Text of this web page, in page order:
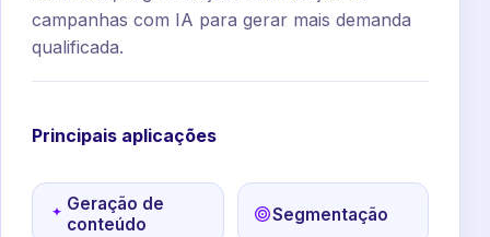
campanhas com IA para gerar mais demanda
qualificada.
Principais aplicações
Geração de
conteúdo
Segmentação